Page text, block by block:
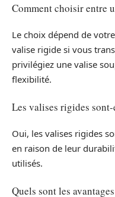
Comment choisir entre
Le choix dépend de
valise rigide si vous
privilégiez une valise
flexibilité.
Les valises rigides
Oui, les valises rigides
en raison de leur
utilisés.
Quels sont les